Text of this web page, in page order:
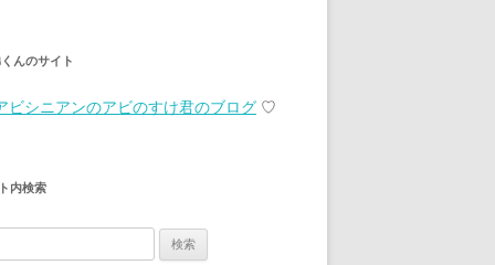
んのサイト
ビシニアンのアビのすけ君のブログ ♡
内検索